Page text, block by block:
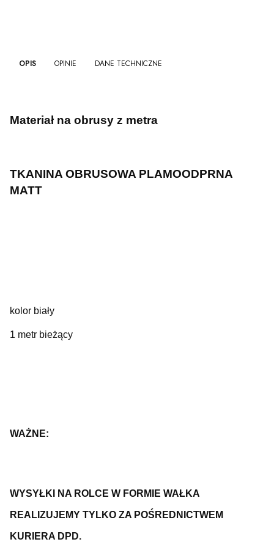
OPIS OPINIE DANE TECHNICZNE
Materiał na obrusy z metra
TKANINA OBRUSOWA PLAMOODPRNA
MATT
kolor biały
1 metr bieżący
WAŻNE:
WYSYŁKI NA ROLCE W FORMIE WAŁKA
REALIZUJEMY TYLKO ZA POŚREDNICTWEM
KURIERA DPD.